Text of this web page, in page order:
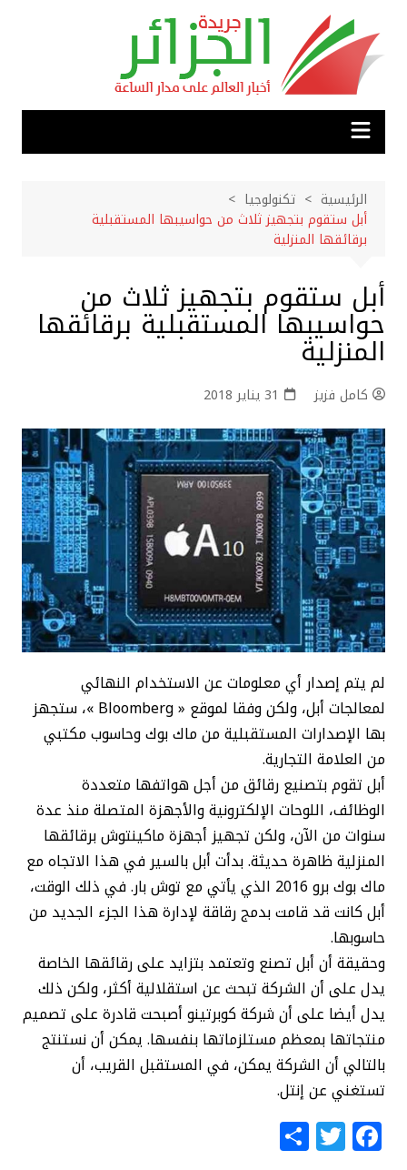
المحتوى
الرئيسية
تكنولوجيا
أبل ستقوم بتجهيز ثلاث من حواسيبها المستقبلية
برقائقها المنزلية
أبل ستقوم بتجهيز ثلاث من
حواسيبها المستقبلية برقائقها
المنزلية
كامل فزيز 31 يناير 2018
لم يتم إصدار أي معلومات عن الاستخدام النهائي
لمعالجات أبل، ولكن وفقا لموقع « Bloomberg »، ستجهز
بها الإصدارات المستقبلية من ماك بوك وحاسوب مكتبي
من العلامة التجارية.
أبل تقوم بتصنيع رقائق من أجل هواتفها متعددة
الوظائف، اللوحات الإلكترونية والأجهزة المتصلة منذ عدة
سنوات من الآن، ولكن تجهيز أجهزة ماكينتوش برقائقها
المنزلية ظاهرة حديثة. بدأت أبل بالسير في هذا الاتجاه مع
ماك بوك برو 2016 الذي يأتي مع توش بار. في ذلك الوقت،
أبل كانت قد قامت بدمج رقاقة لإدارة هذا الجزء الجديد من
حاسوبها.
وحقيقة أن أبل تصنع وتعتمد بتزايد على رقائقها الخاصة
يدل على أن الشركة تبحث عن استقلالية أكثر، ولكن ذلك
يدل أيضا على أن شركة كوبرتينو أصبحت قادرة على تصميم
منتجاتها بمعظم مستلزماتها بنفسها. يمكن أن نستنتج
بالتالي أن الشركة يمكن، في المستقبل القريب، أن
تستغني عن إنتل.
F
T
S